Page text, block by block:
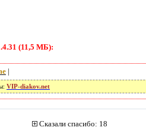
(11,5 МБ):
|
VIP-diakov.net
Сказали спасибо: 18